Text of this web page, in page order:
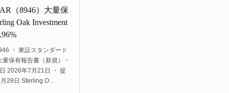
（8946）大量保
Oak Investment
・ 東証スタンダード
量保有報告書（新規）・
2026年7月21日 ・ 提
28日 Sterling O…